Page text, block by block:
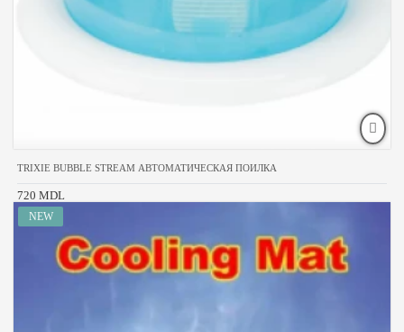
TRIXIE BUBBLE STREAM АВТОМАТИЧЕСКАЯ ПОИЛКА
720 MDL